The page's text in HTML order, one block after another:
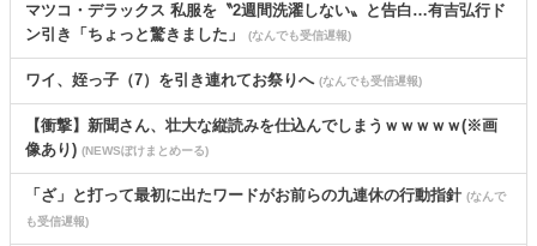
マツコ・デラックス 私服を〝2週間洗濯しない〟と告白…有吉弘行ド
ン引き「ちょっと驚きました」
(なんでも受信遅報)
ワイ、姪っ子（7）を引き連れてお祭りへ (なんでも受信遅報)
【衝撃】新聞さん、壮大な縦読みを仕込んでしまうｗｗｗｗｗ(※画
像あり) (NEWSぽけまとめーる)
「ざ」と打って最初に出たワードがお前らの九連休の行動指針 (なんで
も受信遅報)